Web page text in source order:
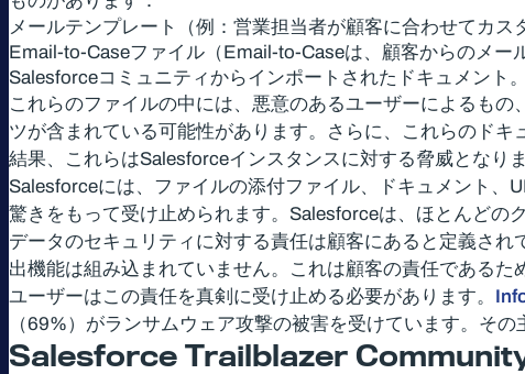
メールテンプレート（例：営業担当者が顧客に合わせてカス
Email-to-Caseファイル（Email-to-Caseは、顧客からのメー
Salesforceコミュニティからインポートされたドキュメント。
これらのファイルの中には、悪意のあるユーザーによるも
ツが含まれている可能性があります。さらに、これらのド
結果、これらはSalesforceインスタンスに対する脅威となりま
Salesforceには、ファイルの添付ファイル、ドキュメント、
驚きをもって受け止められます。Salesforceは、ほとんどの
データのセキュリティに対する責任は顧客にあると定義さ
出機能は組み込まれていません。これは顧客の責任である
ユーザーはこの責任を真剣に受け止める必要があります。
（69%）がランサムウェア攻撃の被害を受けています。その
Salesforce Trailblazer